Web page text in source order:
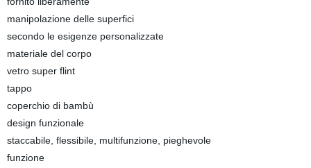
manipolazione delle superfici
secondo le esigenze personalizzate
materiale del corpo
vetro super flint
tappo
coperchio di bambù
design funzionale
staccabile, flessibile, multifunzione, pieghevole
funzione